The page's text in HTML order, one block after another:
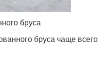
бруса
бруса чаще всего